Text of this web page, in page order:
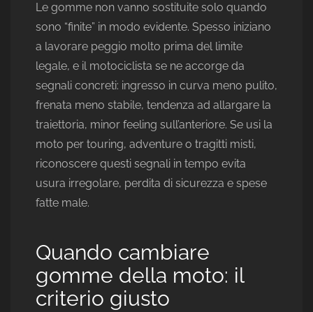
Le gomme non vanno sostituite solo quando
sono “finite” in modo evidente. Spesso iniziano
a lavorare peggio molto prima del limite
legale, e il motociclista se ne accorge da
segnali concreti: ingresso in curva meno pulito,
frenata meno stabile, tendenza ad allargare la
traiettoria, minor feeling sull’anteriore. Se usi la
moto per touring, adventure o tragitti misti,
riconoscere questi segnali in tempo evita
usura irregolare, perdita di sicurezza e spese
fatte male.
Quando cambiare
gomme della moto: il
criterio giusto